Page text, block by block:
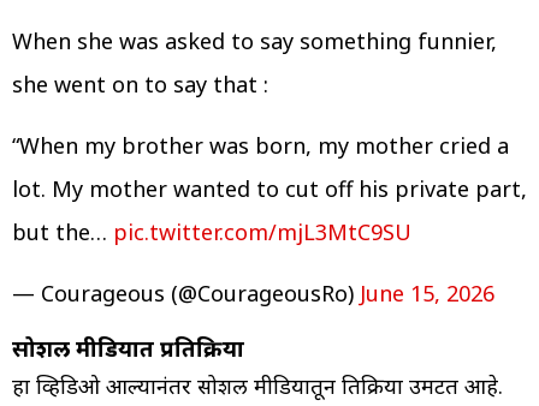
When she was asked to say something funnier,
she went on to say that :
“When my brother was born, my mother cried a
lot. My mother wanted to cut off his private part,
but the… pic.twitter.com/mjL3MtC9SU
— Courageous (@CourageousRo) June 15, 2026
सोशल मीडियात प्रतिक्रिया
हा व्हिडिओ आल्यानंतर सोशल मीडियातून प्रतिक्रिया उमटत आहे.